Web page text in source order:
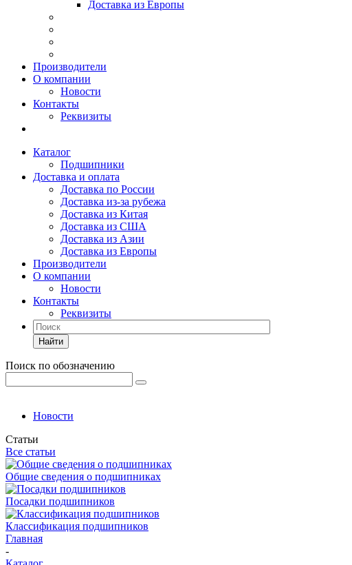
Доставка из Европы
Производители
О компании
Новости
Контакты
Реквизиты
Каталог
Подшипники
Доставка и оплата
Доставка по России
Доставка из-за рубежа
Доставка из Китая
Доставка из США
Доставка из Азии
Доставка из Европы
Производители
О компании
Новости
Контакты
Реквизиты
Найти
Поиск по обозначению
Новости
Статьи
Все статьи
Общие сведения о подшипниках
Посадки подшипников
Классификация подшипников
Главная
-